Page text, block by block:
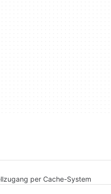
per Cache-System